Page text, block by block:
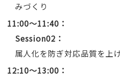
みづくり
11:00～11:40
Session02：
属人化を防ぎ対応品質を上
12:10～13:00